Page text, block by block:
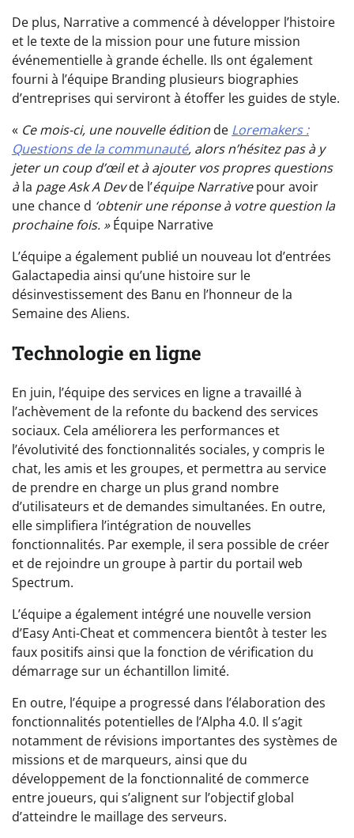
De plus, Narrative a commencé à développer l’histoire
et le texte de la mission pour une future mission
événementielle à grande échelle. Ils ont également
fourni à l’équipe Branding plusieurs biographies
d’entreprises qui serviront à étoffer les guides de style.
« Ce mois-ci, une nouvelle édition de Loremakers :
Questions de la communauté, alors n’hésitez pas à y
jeter un coup d’œil et à ajouter vos propres questions
àla pageAsk A Devde l’équipe Narrativepour avoir
une chance d ‘obtenir une réponse à votre question la
prochaine fois. »Équipe Narrative
L’équipe a également publié un nouveau lot d’entrées
Galactapedia ainsi qu’une histoire sur le
désinvestissement des Banu en l’honneur de la
Semaine des Aliens.
Technologie en ligne
En juin, l’équipe des services en ligne a travaillé à
l’achèvement de la refonte du backend des services
sociaux. Cela améliorera les performances et
l’évolutivité des fonctionnalités sociales, y compris le
chat, les amis et les groupes, et permettra au service
de prendre en charge un plus grand nombre
d’utilisateurs et de demandes simultanées. En outre,
elle simplifiera l’intégration de nouvelles
fonctionnalités. Par exemple, il sera possible de créer
et de rejoindre un groupe à partir du portail web
Spectrum.
L’équipe a également intégré une nouvelle version
d’Easy Anti-Cheat et commencera bientôt à tester les
faux positifs ainsi que la fonction de vérification du
démarrage sur un échantillon limité.
En outre, l’équipe a progressé dans l’élaboration des
fonctionnalités potentielles de l’Alpha 4.0. Il s’agit
notamment de révisions importantes des systèmes de
missions et de marqueurs, ainsi que du
développement de la fonctionnalité de commerce
entre joueurs, qui s’alignent sur l’objectif global
d’atteindre le maillage des serveurs.